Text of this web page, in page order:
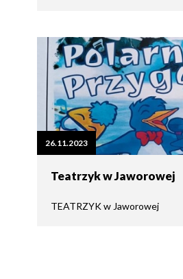
26.11.2023
Teatrzyk w Jaworowej
TEATRZYK w Jaworowej